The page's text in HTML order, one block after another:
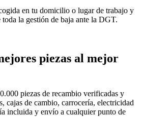
en tu domicilio o lugar de trabajo y
toda la gestión de baja ante la DGT.
piezas al mejor
piezas de recambio verificadas y
cajas de cambio, carrocería, electricidad
incluida y envío a cualquier punto de